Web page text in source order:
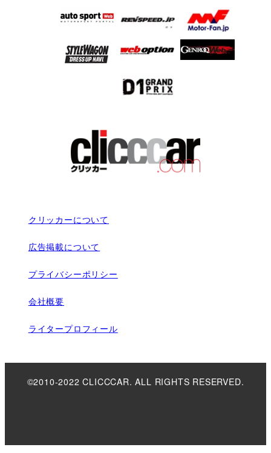
クリッカーについて
広告掲載について
プライバシーポリシー
会社概要
ライタープロフィール
©2010-2022 CLICCCAR. ALL RIGHTS RESERVED.